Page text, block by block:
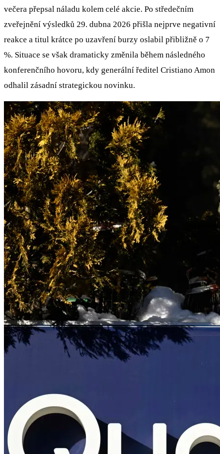
večera přepsal náladu kolem celé akcie. Po středečním
zveřejnění výsledků 29. dubna 2026 přišla nejprve negativní
reakce a titul krátce po uzavření burzy oslabil přibližně o 7
%. Situace se však dramaticky změnila během následného
konferenčního hovoru, kdy generální ředitel Cristiano Amon
odhalil zásadní strategickou novinku.